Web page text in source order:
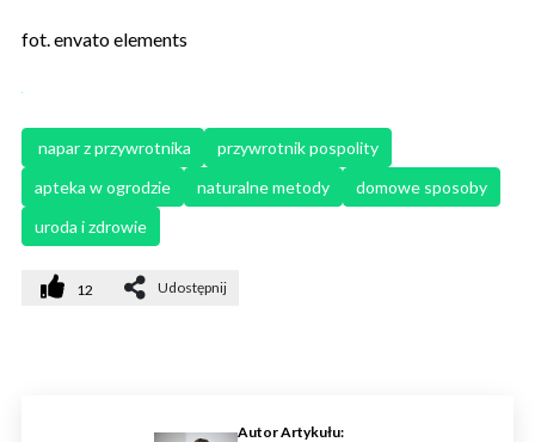
fot. envato elements
napar z przywrotnika
przywrotnik pospolity
apteka w ogrodzie
naturalne metody
domowe sposoby
uroda i zdrowie
12 Udostępnij
Autor Artykułu: